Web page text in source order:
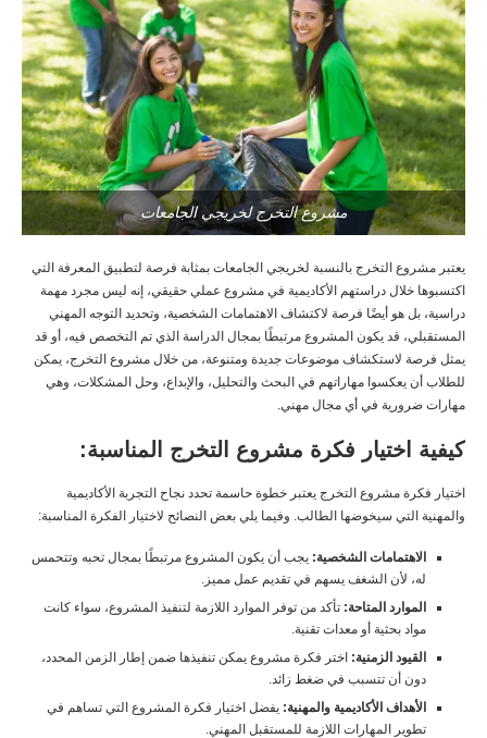
مشروع التخرج لخريجي الجامعات
يعتبر مشروع التخرج بالنسبة لخريجي الجامعات بمثابة فرصة لتطبيق المعرفة التي
اكتسبوها خلال دراستهم الأكاديمية في مشروع عملي حقيقي، إنه ليس مجرد مهمة
دراسية، بل هو أيضًا فرصة لاكتشاف الاهتمامات الشخصية، وتحديد التوجه المهني
المستقبلي، قد يكون المشروع مرتبطًا بمجال الدراسة الذي تم التخصص فيه، أو قد
يمثل فرصة لاستكشاف موضوعات جديدة ومتنوعة، من خلال مشروع التخرج، يمكن
للطلاب أن يعكسوا مهاراتهم في البحث والتحليل، والإبداع، وحل المشكلات، وهي
مهارات ضرورية في أي مجال مهني.
كيفية اختيار فكرة مشروع التخرج المناسبة:
اختيار فكرة مشروع التخرج يعتبر خطوة حاسمة تحدد نجاح التجربة الأكاديمية
والمهنية التي سيخوضها الطالب. وفيما يلي بعض النصائح لاختيار الفكرة المناسبة:
الاهتمامات الشخصية: يجب أن يكون المشروع مرتبطًا بمجال تحبه وتتحمس
له، لأن الشغف يسهم في تقديم عمل مميز.
الموارد المتاحة: تأكد من توفر الموارد اللازمة لتنفيذ المشروع، سواء كانت
مواد بحثية أو معدات تقنية.
القيود الزمنية: اختر فكرة مشروع يمكن تنفيذها ضمن إطار الزمن المحدد،
دون أن تتسبب في ضغط زائد.
الأهداف الأكاديمية والمهنية: يفضل اختيار فكرة المشروع التي تساهم في
تطوير المهارات اللازمة للمستقبل المهني.